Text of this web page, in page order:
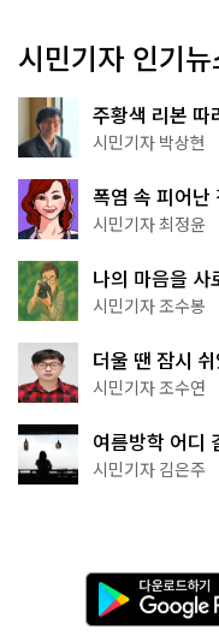
시민기자 인기뉴
주황색 리본
서울둘레길 15
시민기자 박상현
폭염 속 피어난
무 명소
시민기자 최정윤
나의 마음을
상작 공개!
시민기자 조수봉
더울 땐 잠시
·무더위쉼터까지
시민기자 조수연
여름방학 어디
추천
시민기자 김은주
다
운
로